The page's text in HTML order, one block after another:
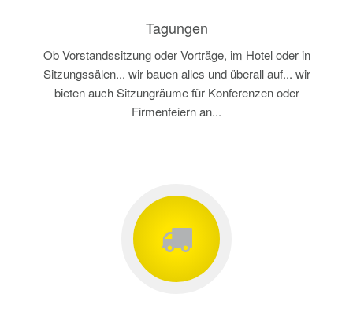
Tagungen
Ob Vorstandssitzung oder Vorträge, im Hotel oder in
Sitzungssälen... wir bauen alles und überall auf... wir
bieten auch Sitzungräume für Konferenzen oder
Firmenfeiern an...